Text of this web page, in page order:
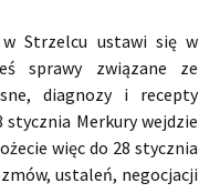
Strzelcu ustawi się w
sprawy związane ze
diagnozy i recepty
stycznia Merkury wejdzie
więc do 28 stycznia
ustaleń, negocjacji